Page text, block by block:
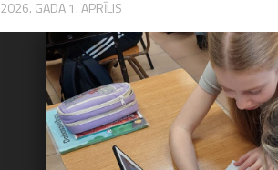
2026. GADA 1. APRĪLIS